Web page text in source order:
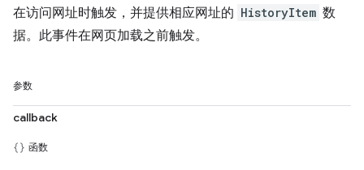
在访问网址时触发，并提供相应网址的 HistoryItem 数
据。此事件在网页加载之前触发。
参数
callback
函数